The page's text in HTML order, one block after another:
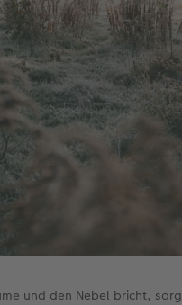
und den Nebel bricht,